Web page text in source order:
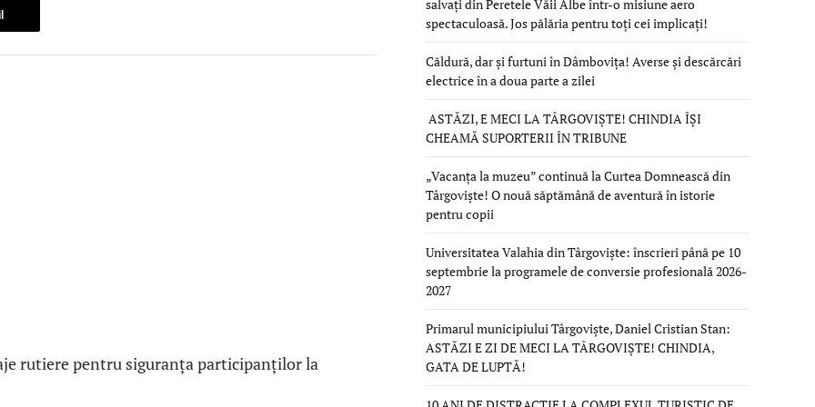
rutiere pentru siguranța participanților la
salvați din Peretele Văii Albe într-o misiune aero
spectaculoasă. Jos pălăria pentru toți cei implicați!
Căldură, dar și furtuni în Dâmbovița! Averse și descărcări
electrice în a doua parte a zilei
ASTĂZI, E MECI LA TÂRGOVIȘTE! CHINDIA ÎȘI
CHEAMĂ SUPORTERII ÎN TRIBUNE
„Vacanța la muzeu” continuă la Curtea Domnească din
Târgoviște! O nouă săptămână de aventură în istorie
pentru copii
Universitatea Valahia din Târgoviște: înscrieri până pe 10
septembrie la programele de conversie profesională 2026-
2027
Primarul municipiului Târgoviște, Daniel Cristian Stan:
ASTĂZI E ZI DE MECI LA TÂRGOVIȘTE! CHINDIA,
GATA DE LUPTĂ!